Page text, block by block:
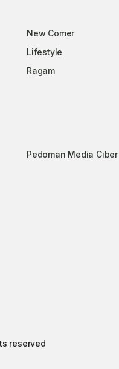
New Comer
Lifestyle
Ragam
Pedoman Media Ciber
reserved